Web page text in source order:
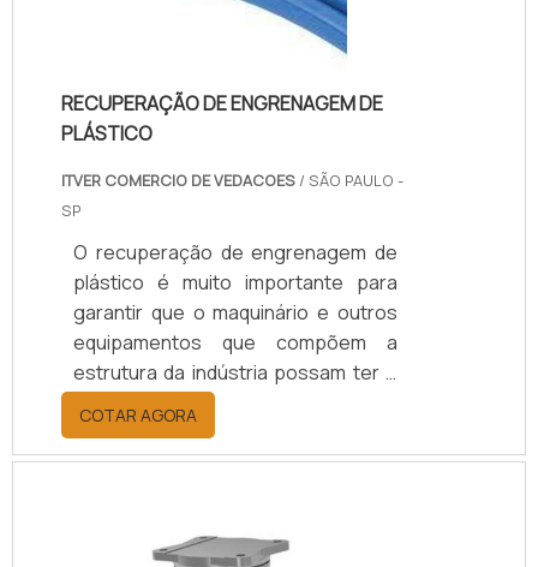
RECUPERAÇÃO DE ENGRENAGEM DE
PLÁSTICO
ITVER COMERCIO DE VEDACOES / SÃO PAULO -
SP
O recuperação de engrenagem de
plástico é muito importante para
garantir que o maquinário e outros
equipamentos que compõem a
estrutura da indústria possam ter o
funcionamento sempre com a mais
alta qualidade e eficiência,
garantindo que a produtividade
são essenciais para o maquinário,
COTAR AGORA